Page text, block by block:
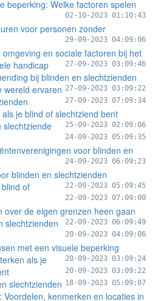
beperking: Welke factoren spelen
02-10-2023 01:10:43
voor personen zonder
29-09-2023 04:09:06
en sociale factoren bij het
handicap
27-09-2023 03:09:46
bij blinden en slechtzienden
27-09-2023 03:09:22
wereld ervaren
27-09-2023 07:09:34
je blind of slechtziend bent
25-09-2023 02:09:06
slechtziende
24-09-2023 05:09:35
voor blinden en
24-09-2023 06:09:23
blinden en slechtzienden
22-09-2023 05:09:45
of
22-09-2023 07:09:00
over de eigen grenzen heen gaan
22-09-2023 06:09:49
slechtzienden
20-09-2023 04:09:06
met een visuele beperking
20-09-2023 03:09:24
als je
20-09-2023 03:09:22
slechtzienden 18-09-2023 05:09:07
kenmerken en locaties in